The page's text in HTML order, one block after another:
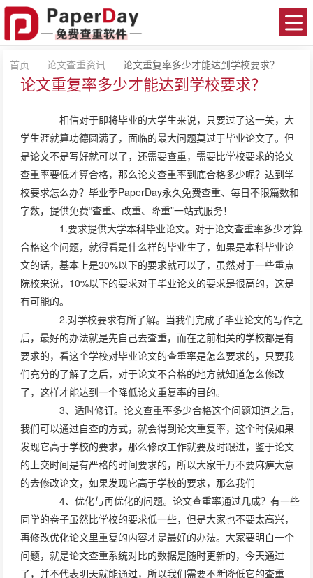
首页 - 论文查重资讯 - 论文重复率多少才能达到学校要求？
论文重复率多少才能达到学校要求？
相信对于即将毕业的大学生来说，只要过了这一关，大
学生涯就算功德圆满了，面临的最大问题莫过于毕业论文了。但
是论文不是写好就可以了，还需要查重，需要比学校要求的论文
查重率要低才算合格，那么论文查重率到底合格多少呢？达到学
校要求怎么办？毕业季PaperDay永久免费查重、每日不限篇数和
字数，提供免费“查重、改重、降重”一站式服务！
1.要求提供大学本科毕业论文。对于论文查重率多少才算
合格这个问题，就得看是什么样的毕业生了，如果是本科毕业论
文的话，基本上是30%以下的要求就可以了，虽然对于一些重点
院校来说，10%以下的要求对于毕业论文的要求是很高的，这是
有可能的。
2.对学校要求有所了解。当我们完成了毕业论文的写作之
后，最好的办法就是先自己去查重，而在之前相关的学校都是有
要求的，看这个学校对毕业论文的查重率是怎么要求的，只要我
们充分的了解了之后，对于论文不合格的地方就知道怎么修改
了，这样才能达到一个降低论文重复率的目的。
3、适时修订。论文查重率多少合格这个问题知道之后，
我们可以通过自查的方式，就会得到论文重复率，这个时候如果
发现它高于学校的要求，那么修改工作就要及时跟进，鉴于论文
的上交时间是有严格的时间要求的，所以大家千万不要麻痹大意
的去修改论文，如果发现它高于学校的要求，那么我们
4、优化与再优化的问题。论文查重率通过几成？有一些
同学的卷子虽然比学校的要求低一些，但是大家也不要太高兴，
再修改优化论文里重复的内容才是最好的办法。大家要明白一个
问题，就是论文查重系统对比的数据是随时更新的，今天通过
了，并不代表明天就能通过，所以我们需要不断降低它的查重